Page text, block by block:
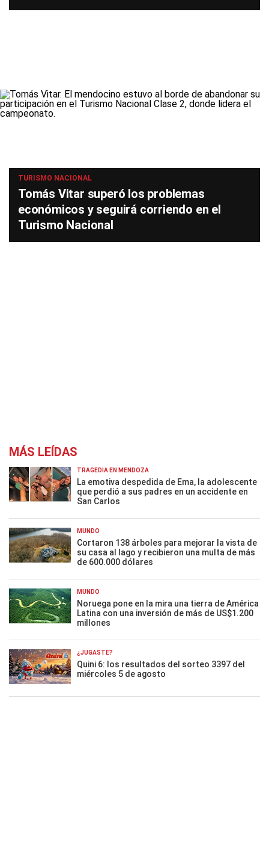
TURISMO NACIONAL
Tomás Vitar superó los problemas
económicos y seguirá corriendo en el
Turismo Nacional
MÁS LEÍDAS
TRAGEDIA EN MENDOZA
La emotiva despedida de Ema, la adolescente
que perdió a sus padres en un accidente en
San Carlos
MUNDO
Cortaron 138 árboles para mejorar la vista de
su casa al lago y recibieron una multa de más
de 600.000 dólares
MUNDO
Noruega pone en la mira una tierra de América
Latina con una inversión de más de US$1.200
millones
¿JUGASTE?
Quini 6: los resultados del sorteo 3397 del
miércoles 5 de agosto